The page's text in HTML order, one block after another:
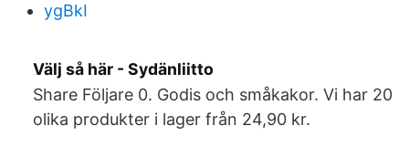
ygBkI
Välj så här - Sydänliitto
Share Följare 0. Godis och småkakor. Vi har 20
olika produkter i lager från 24,90 kr.